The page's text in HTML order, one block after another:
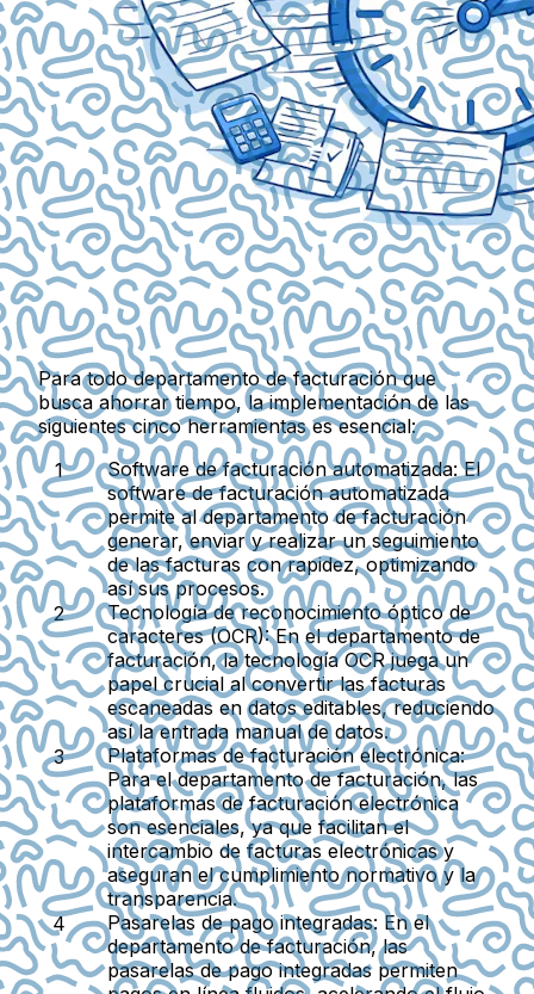
Para todo departamento de facturación que
busca ahorrar tiempo, la implementación de las
siguientes cinco herramientas es esencial:
Software de facturación automatizada:El
software de facturación automatizada
permite al departamento de facturación
generar, enviar y realizar un seguimiento
de las facturas con rapidez, optimizando
así sus procesos.
Tecnología de reconocimiento óptico de
caracteres (OCR):En el departamento de
facturación, la tecnología OCR juega un
papel crucial al convertir las facturas
escaneadas en datos editables, reduciendo
así la entrada manual de datos.
Plataformas de facturación electrónica:
Para el departamento de facturación, las
plataformas de facturación electrónica
son esenciales, ya que facilitan el
intercambio de facturas electrónicas y
aseguran el cumplimiento normativo y la
transparencia.
Pasarelas de pago integradas: En el
departamento de facturación, las
pasarelas de pago integradas permiten